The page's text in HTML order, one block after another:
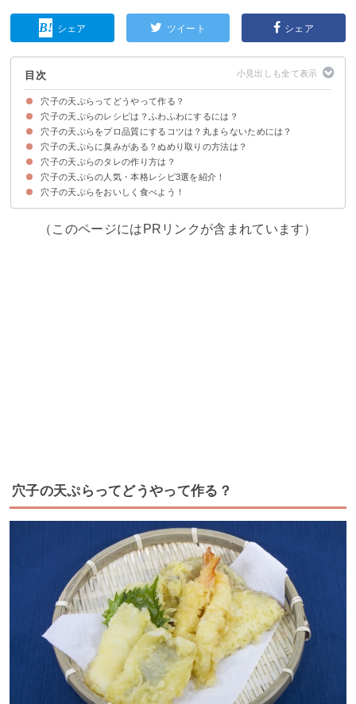
シェア ツイート シェア
目次
穴子の天ぷらってどうやって作る？
穴子の天ぷらのレシピは？ふわふわにするには？
材料
作り方・手順
穴子の天ぷらをプロ品質にするコツは？丸まらないためには？
①皮を下にして菜箸などで抑えながら揚げる
②170℃～180℃の温度で揚げる
③天ぷら粉は混ぜすぎない
穴子の天ぷらに臭みがある？ぬめり取りの方法は？
穴子の下処理方法
臭み取り①揚げ方を工夫する
臭み取り②つけおきしておく
穴子の天ぷらのタレの作り方は？
①甘辛い簡単タレ
②粘り気のある穴子タレ
穴子の天ぷらの人気・本格レシピ3選を紹介！
①柔らかい穴子の天ぷら
②本格的な穴子の天ぷら
③紫蘇を巻いた穴子の天ぷら
穴子の天ぷらをおいしく食べよう！
（このページにはPRリンクが含まれています）
穴子の天ぷらってどうやって作る？